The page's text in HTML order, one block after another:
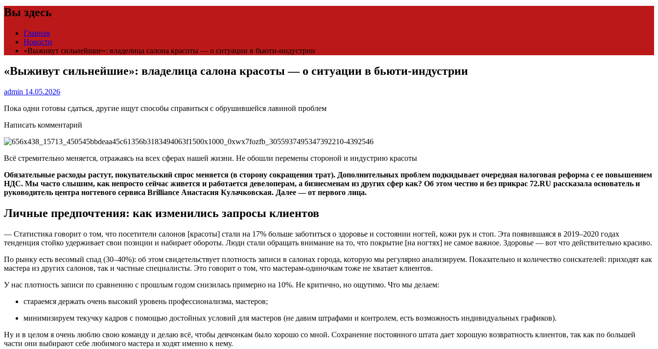
Вы здесь
Главная
Новости
«Выживут сильнейшие»: владелица салона красоты — о ситуации в бьюти-индустрии
«Выживут сильнейшие»: владелица салона красоты — о ситуации в бьюти-индустрии
admin 14.05.2026
Пока одни готовы сдаться, другие ищут способы справиться с обрушившейся лавиной проблем
Написать комментарий
Всё стремительно меняется, отражаясь на всех сферах нашей жизни. Не обошли перемены стороной и индустрию красоты
Обязательные расходы растут, покупательский спрос меняется (в сторону сокращения трат). Дополнительных проблем подкидывает очередная налоговая реформа с ее повышением
НДС. Мы часто слышим, как непросто сейчас живется и работается девелоперам, а бизнесменам из других сфер как? Об этом честно и без прикрас 72.RU рассказала основатель и
руководитель центра ногтевого сервиса Brilliance Анастасия Кулачковская. Далее — от первого лица.
Личные предпочтения: как изменились запросы клиентов
— Статистика говорит о том, что посетители салонов [красоты] стали на 17% больше заботиться о здоровье и состоянии ногтей, кожи рук и стоп. Эта появившаяся в 2019–2020 годах
тенденция стойко удерживает свои позиции и набирает обороты. Люди стали обращать внимание на то, что покрытие [на ногтях] не самое важное. Здоровье — вот что действительно красиво.
По рынку есть весомый спад (30–40%): об этом свидетельствует плотность записи в салонах города, которую мы регулярно анализируем. Показательно и количество соискателей: приходят как
мастера из других салонов, так и частные специалисты. Это говорит о том, что мастерам-одиночкам тоже не хватает клиентов.
У нас плотность записи по сравнению с прошлым годом снизилась примерно на 10%. Не критично, но ощутимо. Что мы делаем:
стараемся держать очень высокий уровень профессионализма, мастеров;
минимизируем текучку кадров с помощью достойных условий для мастеров (не давим штрафами и контролем, есть возможность индивидуальных графиков).
Ну и в целом я очень люблю свою команду и делаю всё, чтобы девчонкам было хорошо со мной. Сохранение постоянного штата дает хорошую возвратность клиентов, так как по большей
части они выбирают себе любимого мастера и ходят именно к нему.